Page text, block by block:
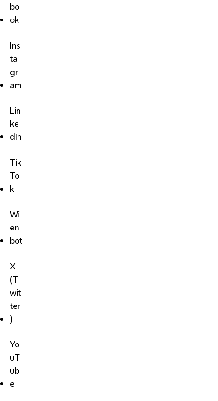
bo
ok
Ins
ta
gr
am
Lin
ke
dIn
Tik
To
k
Wi
en
bot
X
(T
wit
ter
)
Yo
uT
ub
e